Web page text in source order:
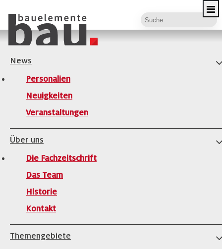
News
Personalien
Neuigkeiten
Veranstaltungen
Über uns
Die Fachzeitschrift
Das Team
Historie
Kontakt
Themengebiete
NEUIGKEITEN
2026 2025
2020 2019